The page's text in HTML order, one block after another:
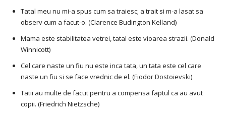
Tatal meu nu mi-a spus cum sa traiesc; a trait si m-a lasat sa
observ cum a facut-o. (Clarence Budington Kelland)
Mama este stabilitatea vetrei, tatal este vioarea strazii. (Donald
Winnicott)
Cel care naste un fiu nu este inca tata, un tata este cel care
naste un fiu si se face vrednic de el. (Fiodor Dostoievski)
Tatii au multe de facut pentru a compensa faptul ca au avut
copii. (Friedrich Nietzsche)